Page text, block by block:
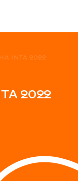
INTA 2022
2022